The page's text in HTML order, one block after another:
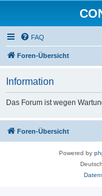
FAQ
Foren-Übersicht
Information
Das Forum ist wegen
Foren-Übersicht
Powered by